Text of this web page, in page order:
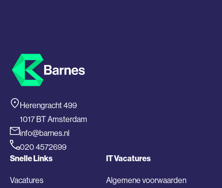
Herengracht 499
1017 BT Amsterdam
info@barnes.nl
020 4572699
Snelle Links
Vacatures
IT Vacatures
Algemene voorwaarden